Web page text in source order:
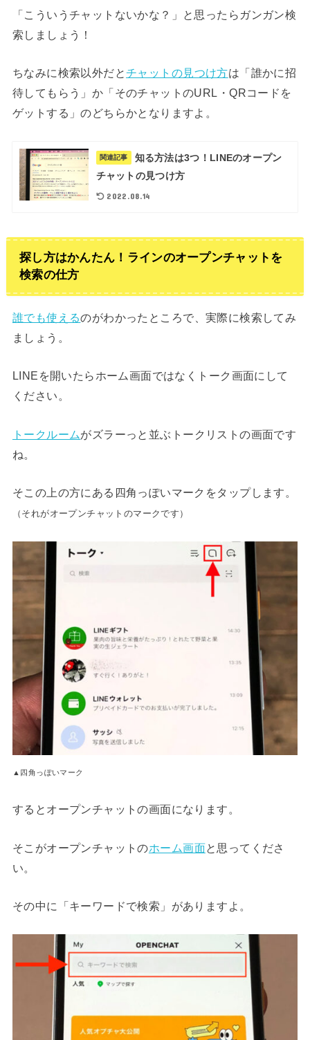
「こういうチャットないかな？」と思ったらガンガン検
索しましょう！
ちなみに検索以外だとチャットの見つけ方は「誰かに招
待してもらう」か「そのチャットのURL・QRコードを
ゲットする」のどちらかとなりますよ。
関連記事
知る方法は3つ！LINEのオープン
チャットの見つけ方
2022.08.14
探し方はかんたん！ラインのオープンチャットを
検索の仕方
誰でも使えるのがわかったところで、実際に検索してみ
ましょう。
LINEを開いたらホーム画面ではなくトーク画面にして
ください。
トークルームがズラーっと並ぶトークリストの画面です
ね。
そこの上の方にある四角っぽいマークをタップします。
（それがオープンチャットのマークです）
▲四角っぽいマーク
するとオープンチャットの画面になります。
そこがオープンチャットのホーム画面と思ってくださ
い。
その中に「キーワードで検索」がありますよ。